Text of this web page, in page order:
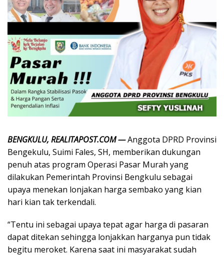
BENGKULU, REALITAPOST.COM —Anggota DPRD Provinsi
Bengekulu, Suimi Fales, SH, memberikan dukungan
penuh atas program Operasi Pasar Murah yang
dilakukan Pemerintah Provinsi Bengkulu sebagai
upaya menekan lonjakan harga sembako yang kian
hari kian tak terkendali.
“Tentu ini sebagai upaya tepat agar harga di pasaran
dapat ditekan sehingga lonjakkan harganya pun tidak
begitu meroket. Karena saat ini masyarakat sudah